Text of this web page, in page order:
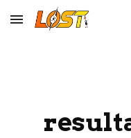
Skip to main content